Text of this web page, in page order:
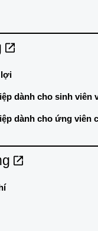
lợi
dành cho sinh viên
dành cho ứng viên